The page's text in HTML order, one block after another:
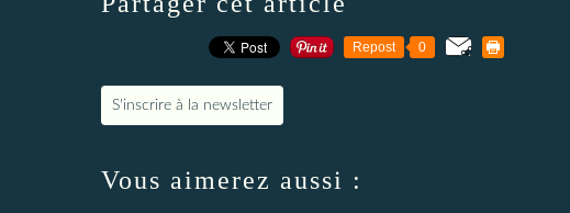
Repost 0
S'inscrire à la newsletter
Vous aimerez aussi :